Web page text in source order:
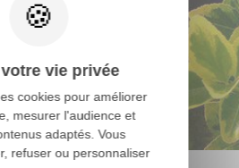
vie privée
cookies pour améliorer
mesurer l'audience et
adaptés. Vous
refuser ou personnaliser